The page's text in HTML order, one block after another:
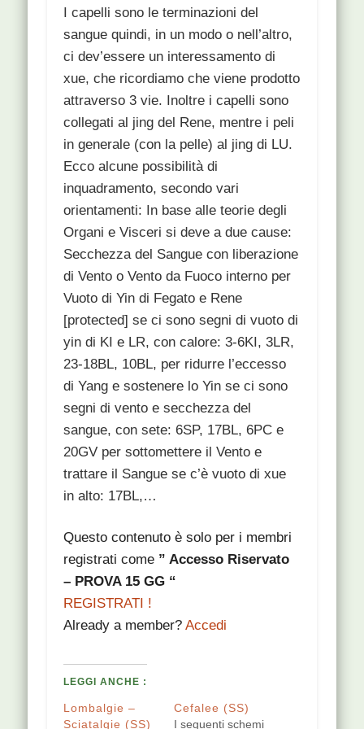
I capelli sono le terminazioni del
sangue quindi, in un modo o nell’altro,
ci dev’essere un interessamento di
xue, che ricordiamo che viene prodotto
attraverso 3 vie. Inoltre i capelli sono
collegati al jing del Rene, mentre i peli
in generale (con la pelle) al jing di LU.
Ecco alcune possibilità di
inquadramento, secondo vari
orientamenti: In base alle teorie degli
Organi e Visceri si deve a due cause:
Secchezza del Sangue con liberazione
di Vento o Vento da Fuoco interno per
Vuoto di Yin di Fegato e Rene
[protected] se ci sono segni di vuoto di
yin di KI e LR, con calore: 3-6KI, 3LR,
23-18BL, 10BL, per ridurre l’eccesso
di Yang e sostenere lo Yin se ci sono
segni di vento e secchezza del
sangue, con sete: 6SP, 17BL, 6PC e
20GV per sottomettere il Vento e
trattare il Sangue se c’è vuoto di xue
in alto: 17BL,…
Questo contenuto è solo per i membri
registrati come ” Accesso Riservato
– PROVA 15 GG “
REGISTRATI !
Already a member?Accedi
LEGGI ANCHE :
Lombalgie –
Sciatalgie (SS)
Cefalee (SS)
I seguenti schemi